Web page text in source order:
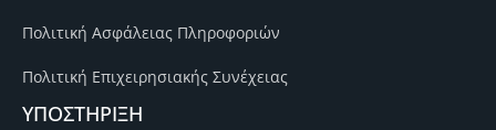
Πολιτική Ασφάλειας Πληροφοριών
Πολιτική Επιχειρησιακής Συνέχειας
ΥΠΟΣΤΗΡΙΞΗ